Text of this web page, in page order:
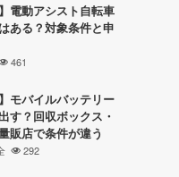
電動アシスト自転車
ある？対象条件と申
461
モバイルバッテリー
す？回収ボックス・
販店で条件が違う
292